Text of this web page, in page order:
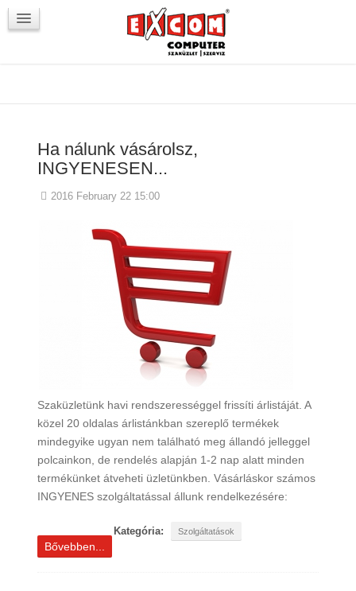
VörösmartyKOCKA
Ha nálunk vásárolsz,
INGYENESEN...
2016 February 22 15:00
Szaküzletünk havi rendszerességgel frissíti árlistáját. A
közel 20 oldalas árlistánkban szereplő termékek
mindegyike ugyan nem található meg állandó jelleggel
polcainkon, de rendelés alapján 1-2 nap alatt minden
termékünket átveheti üzletünkben. Vásárláskor számos
INGYENES szolgáltatással állunk rendelkezésére:
Kategória: Szolgáltatások
Bővebben...